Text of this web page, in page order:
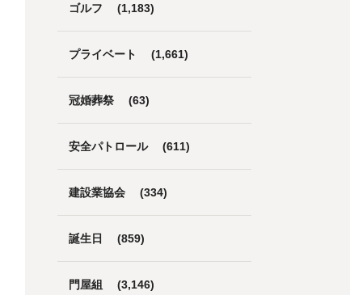
ゴルフ (1,183)
プライベート (1,661)
冠婚葬祭 (63)
安全パトロール (611)
建設業協会 (334)
誕生日 (859)
門屋組 (3,146)